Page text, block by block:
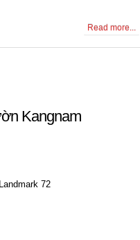
Read more...
Kangnam
72